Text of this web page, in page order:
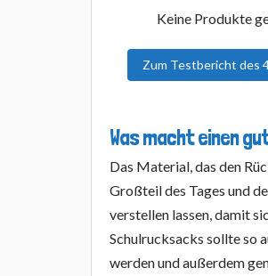
Keine Produkte
Zum Testbericht des
Was macht einen
Das Material, das den
Großteil des Tages und
verstellen lassen, damit
Schulrucksacks sollte so
werden und außerdem